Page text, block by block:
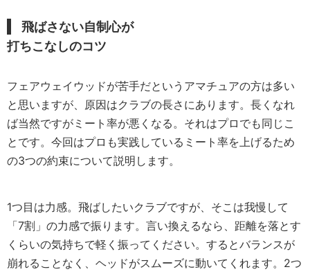
飛ばさない自制心が
打ちこなしのコツ
フェアウェイウッドが苦手だというアマチュアの方は多い
と思いますが、原因はクラブの長さにあります。長くなれ
ば当然ですがミート率が悪くなる。それはプロでも同じこ
とです。今回はプロも実践しているミート率を上げるため
の3つの約束について説明します。
1つ目は力感。飛ばしたいクラブですが、そこは我慢して
「7割」の力感で振ります。言い換えるなら、距離を落とす
くらいの気持ちで軽く振ってください。するとバランスが
崩れることなく、ヘッドがスムーズに動いてくれます。2つ